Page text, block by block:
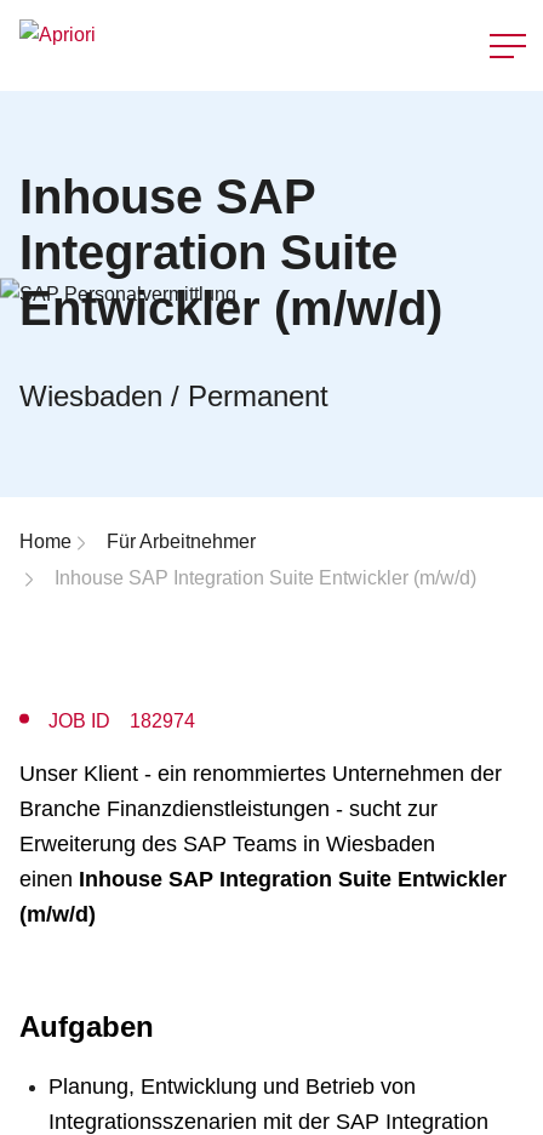
Inhouse SAP
Integration Suite
Entwickler (m/w/d)
Wiesbaden / Permanent
Breadcrumb-Navigation
Home
Für Arbeitnehmer
Inhouse SAP Integration Suite Entwickler (m/w/d)
JOB ID 182974
Unser Klient - ein renommiertes Unternehmen der
Branche Finanzdienstleistungen - sucht zur
Erweiterung des SAP Teams in Wiesbaden
einen Inhouse SAP Integration Suite Entwickler
(m/w/d)
Aufgaben
Planung, Entwicklung und Betrieb von
Integrationsszenarien mit der SAP Integration